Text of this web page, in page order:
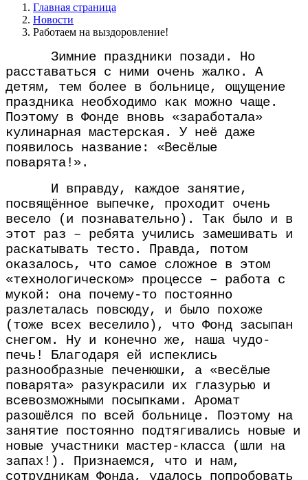
Главная страница
Новости
Работаем на выздоровление!
Зимние праздники позади. Но
расставаться с ними очень жалко. А
детям, тем более в больнице, ощущение
праздника необходимо как можно чаще.
Поэтому в Фонде вновь «заработала»
кулинарная мастерская. У неё даже
появилось название: «Весёлые
поварята!».
И вправду, каждое занятие,
посвящённое выпечке, проходит очень
весело (и познавательно). Так было и в
этот раз – ребята учились замешивать и
раскатывать тесто. Правда, потом
оказалось, что самое сложное в этом
«технологическом» процессе – работа с
мукой: она почему-то постоянно
разлеталась повсюду, и было похоже
(тоже всех веселило), что Фонд засыпан
снегом. Ну и конечно же, наша чудо-
печь! Благодаря ей испеклись
разнообразные печенюшки, а «весёлые
поварята» разукрасили их глазурью и
всевозможными посыпками. Аромат
разошёлся по всей больнице. Поэтому на
занятие постоянно подтягивались новые и
новые участники мастер-класса (шли на
запах!). Признаемся, что и нам,
сотрудникам Фонда, удалось попробовать